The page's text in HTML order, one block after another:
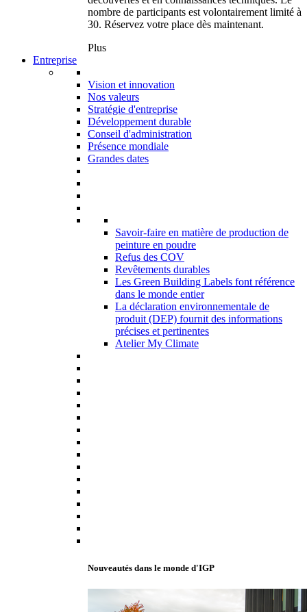
nombre de participants est volontairement limité à
30. Réservez votre place dès maintenant.
Plus
Entreprise
Vision et innovation
Nos valeurs
Stratégie d'entreprise
Développement durable
Conseil d'administration
Présence mondiale
Grandes dates
Savoir-faire en matière de production de
peinture en poudre
Refus des COV
Revêtements durables
Les Green Building Labels font référence
dans le monde entier
La déclaration environnementale de
produit (DEP) fournit des informations
précises et pertinentes
Atelier My Climate
Nouveautés dans le monde d'IGP